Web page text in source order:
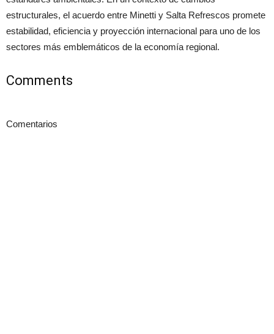
estructurales, el acuerdo entre Minetti y Salta Refrescos promete
estabilidad, eficiencia y proyección internacional para uno de los
sectores más emblemáticos de la economía regional.
Comments
Comentarios